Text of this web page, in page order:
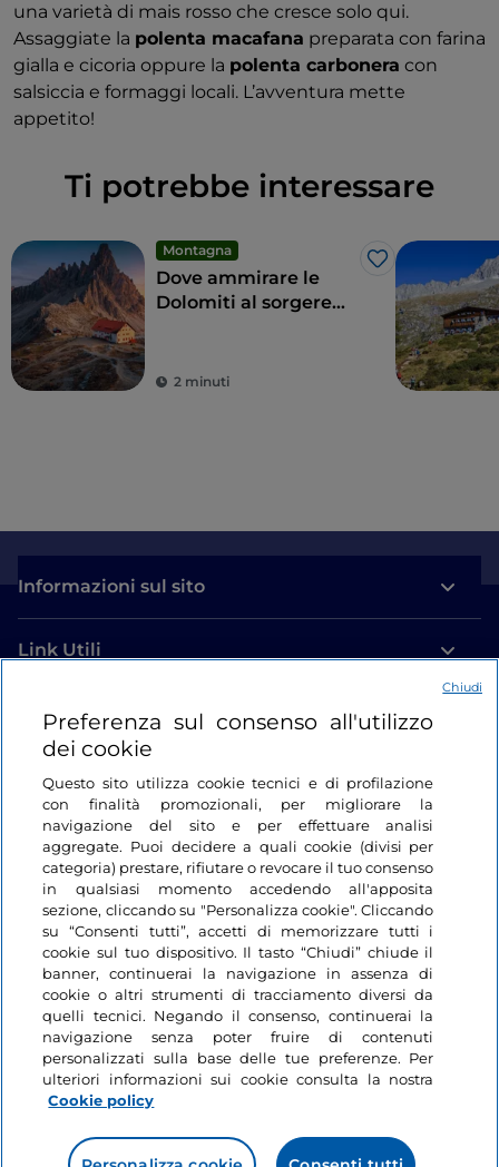
una varietà di mais rosso che cresce solo qui.
Assaggiate la polenta macafana preparata con farina
gialla e cicoria oppure la polenta carbonera con
salsiccia e formaggi locali. L’avventura mette
appetito!
Ti potrebbe interessare
Montagna
Like
Dove ammirare le
Dolomiti al sorgere
2 minuti
Informazioni sul sito
Link Utili
Login
Restiamo in contatto
Preferenza sul consenso all'utilizzo
dei cookie
Questo sito utilizza cookie tecnici e di profilazione
con finalità promozionali, per migliorare la
navigazione del sito e per effettuare analisi
aggregate. Puoi decidere a quali cookie (divisi per
categoria) prestare, rifiutare o revocare il tuo consenso
in qualsiasi momento accedendo all'apposita
sezione, cliccando su "Personalizza cookie". Cliccando
su “Consenti tutti”, accetti di memorizzare tutti i
cookie sul tuo dispositivo. Il tasto “Chiudi” chiude il
banner, continuerai la navigazione in assenza di
cookie o altri strumenti di tracciamento diversi da
quelli tecnici. Negando il consenso, continuerai la
navigazione senza poter fruire di contenuti
personalizzati sulla base delle tue preferenze. Per
ulteriori informazioni sui cookie consulta la nostra
Cookie policy
Chiudi